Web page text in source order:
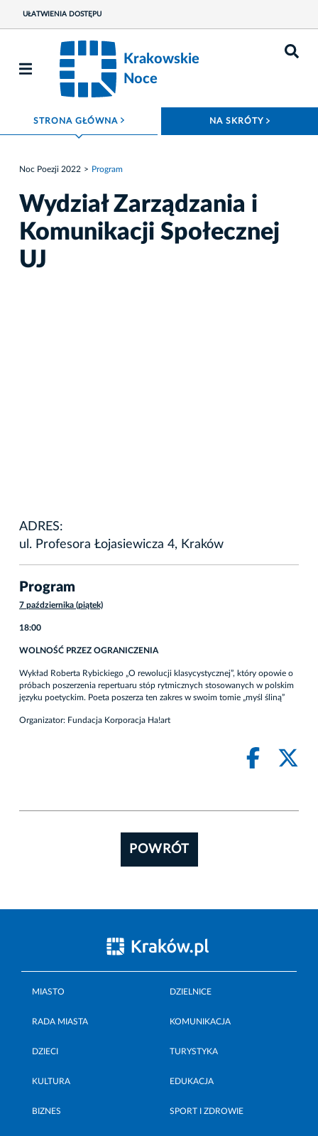
UŁATWIENIA DOSTĘPU
Krakowskie
Noce
STRONA GŁÓWNA ROZWIŃ MENU NA SKRÓTY
Noc Poezji 2022 Program
Wydział Zarządzania i
Komunikacji Społecznej
UJ
ADRES:
ul. Profesora Łojasiewicza 4, Kraków
Program
7 października (piątek)
18:00
WOLNOŚĆ PRZEZ OGRANICZENIA
Wykład Roberta Rybickiego „O rewolucji klasycystycznej”, który opowie o
próbach poszerzenia repertuaru stóp rytmicznych stosowanych w polskim
języku poetyckim. Poeta poszerza ten zakres w swoim tomie „myśl śliną”
Organizator: Fundacja Korporacja Ha!art
POWRÓT
MIASTO DZIELNICE
RADA MIASTA KOMUNIKACJA
DZIECI TURYSTYKA
KULTURA EDUKACJA
BIZNES SPORT I ZDROWIE